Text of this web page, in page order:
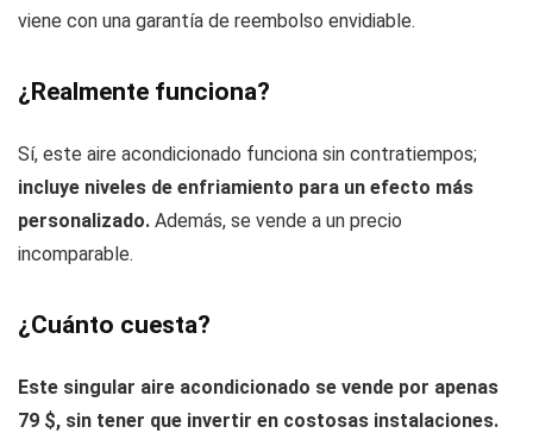
viene con una garantía de reembolso envidiable.
¿Realmente funciona?
Sí, este aire acondicionado funciona sin contratiempos;
incluye niveles de enfriamiento para un efecto más
personalizado. Además, se vende a un precio
incomparable.
¿Cuánto cuesta?
Este singular aire acondicionado se vende por apenas
79 $, sin tener que invertir en costosas instalaciones.